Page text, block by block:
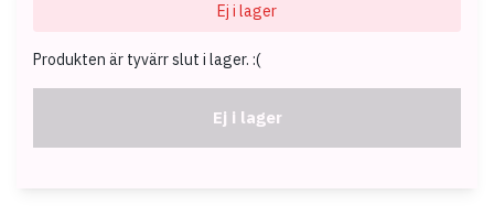
Ej i lager
Produkten är tyvärr slut i lager. :(
Ej i lager